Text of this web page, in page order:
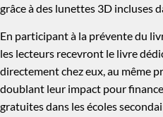
grâce à des lunettes 3D incluses
En participant à la prévente du
les lecteurs recevront le livre
directement chez eux, au même
doublant leur impact pour
gratuites dans les écoles